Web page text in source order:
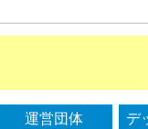
運営団体 デ